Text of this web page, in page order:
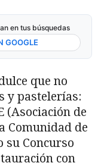
en tus búsquedas
GOOGLE
que no
y pastelerías:
(Asociación de
Comunidad de
su Concurso
con